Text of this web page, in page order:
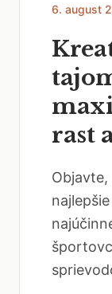
6. august
rast